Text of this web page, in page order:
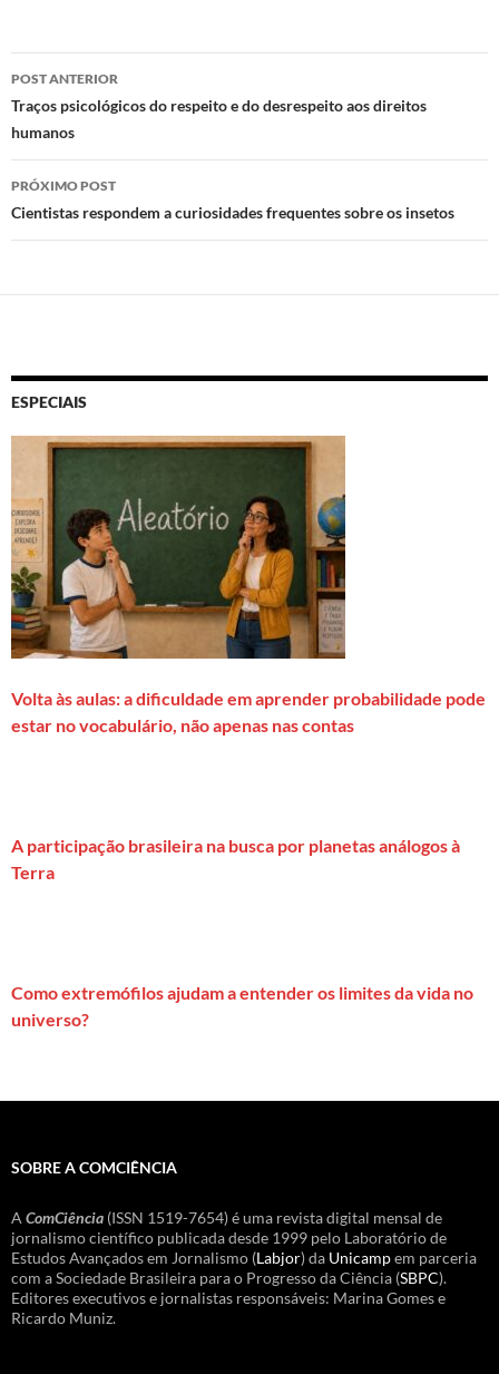
d
o
n
b
o
o
k
s
A
p
Navegação
de
posts
POST ANTERIOR
Traços psicológicos do respeito e do desrespeito aos direitos
humanos
PRÓXIMO POST
Cientistas respondem a curiosidades frequentes sobre os insetos
ESPECIAIS
Volta às aulas: a dificuldade em aprender probabilidade pode
estar no vocabulário, não apenas nas contas
A participação brasileira na busca por planetas análogos à
Terra
Como extremófilos ajudam a entender os limites da vida no
universo?
SOBRE A COMCIÊNCIA
A ComCiência (ISSN 1519-7654) é uma revista digital mensal de
jornalismo científico publicada desde 1999 pelo Laboratório de
Estudos Avançados em Jornalismo (Labjor) da Unicampem parceria
com a Sociedade Brasileira para o Progresso da Ciência (SBPC).
Editores executivos e jornalistas responsáveis: Marina Gomes e
Ricardo Muniz.